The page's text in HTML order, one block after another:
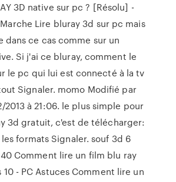
3D native sur pc ? [Résolu] -
Lire bluray 3d sur pc mais
dans ce cas comme sur un
Si j'ai ce bluray, comment le
le pc qui lui est connecté à la tv
Signaler. momo Modifié par
2013 à 21:06. le plus simple pour
3d gratuit, c'est de télécharger:
formats Signaler. souf 3d 6
Comment lire un film blu ray
- PC Astuces Comment lire un